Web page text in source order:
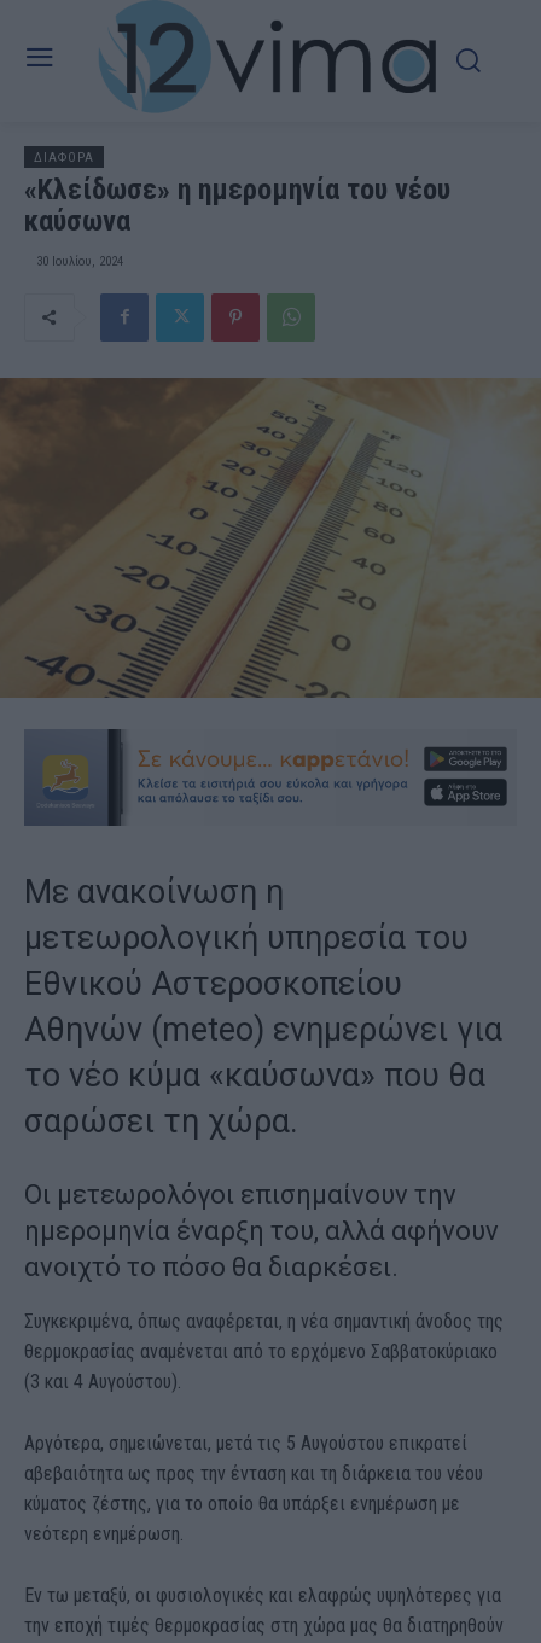
ΔΙΑΦΟΡΑ
«Κλείδωσε» η ημερομηνία του νέου
καύσωνα
30 Ιουλίου, 2024
Με ανακοίνωση η
μετεωρολογική υπηρεσία του
Εθνικού Αστεροσκοπείου
Αθηνών (meteo) ενημερώνει για
το νέο κύμα «καύσωνα» που θα
σαρώσει τη χώρα.
Οι μετεωρολόγοι επισημαίνουν την
ημερομηνία έναρξη του, αλλά αφήνουν
ανοιχτό το πόσο θα διαρκέσει.
Συγκεκριμένα, όπως αναφέρεται, η νέα σημαντική άνοδος της
θερμοκρασίας αναμένεται από το ερχόμενο Σαββατοκύριακο
(3 και 4 Αυγούστου).
Αργότερα, σημειώνεται, μετά τις 5 Αυγούστου επικρατεί
αβεβαιότητα ως προς την ένταση και τη διάρκεια του νέου
κύματος ζέστης, για το οποίο θα υπάρξει ενημέρωση με
νεότερη ενημέρωση.
Εν τω μεταξύ, οι φυσιολογικές και ελαφρώς υψηλότερες για
την εποχή τιμές θερμοκρασίας στη χώρα μας θα διατηρηθούν